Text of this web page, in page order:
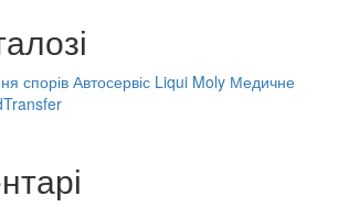
спорів Автосервіс Liqui Moly Медичне